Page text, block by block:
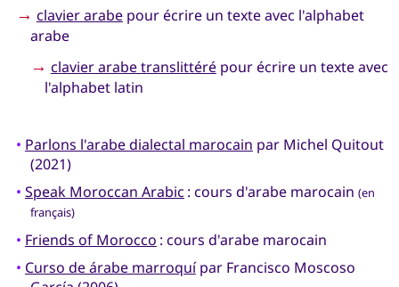
→ clavier arabepour écrire un texte avec l'alphabet
arabe
→ clavier arabe translittérépour écrire un texte avec
l'alphabet latin
• Parlons l'arabe dialectal marocain par Michel Quitout
(2021)
• Speak Moroccan Arabic : cours d'arabe marocain (en
français)
• Friends of Morocco : cours d'arabe marocain
• Curso de árabe marroquípar Francisco Moscoso